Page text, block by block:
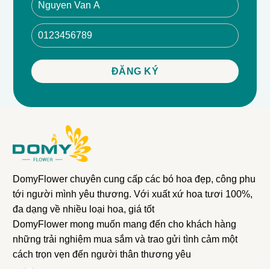
DomyFlower chuyên cung cấp các bó hoa đẹp, công phu
tới người mình yêu thương. Với xuất xứ hoa tươi 100%,
đa dạng về nhiều loại hoa, giá tốt
DomyFlower mong muốn mang đến cho khách hàng
những trải nghiệm mua sắm và trao gửi tình cảm một
cách trọn vẹn đến người thân thương yêu